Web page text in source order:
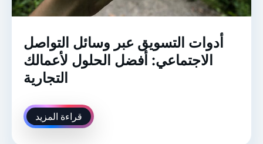
أدوات التسويق عبر وسائل التواصل
الاجتماعي: أفضل الحلول لأعمالك
التجارية
قراءة المزيد